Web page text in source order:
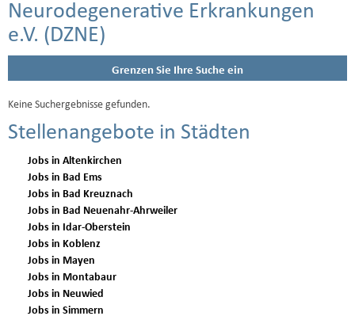
Neurodegenerative Erkrankungen
e.V. (DZNE)
Grenzen Sie Ihre Suche ein
Keine Suchergebnisse gefunden.
Stellenangebote in Städten
Jobs in Altenkirchen
Jobs in Bad Ems
Jobs in Bad Kreuznach
Jobs in Bad Neuenahr-Ahrweiler
Jobs in Idar-Oberstein
Jobs in Koblenz
Jobs in Mayen
Jobs in Montabaur
Jobs in Neuwied
Jobs in Simmern